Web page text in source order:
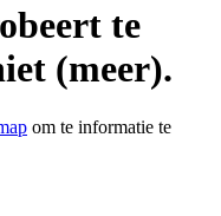
te
(meer).
om te informatie te